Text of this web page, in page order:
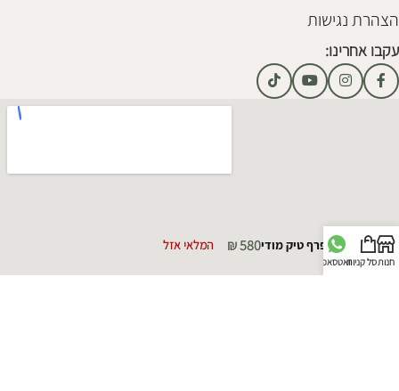
הצהרת נגישות
עקבו אחרינו:
חנותסל קניותוואטסאפ
שרפרף טיק מודי ₪580 המלאי אזל